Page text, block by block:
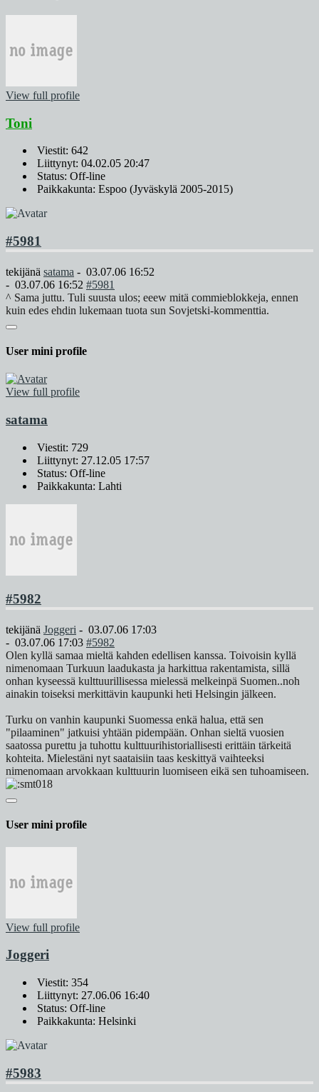
View full profile
Toni
Viestit: 642
Liittynyt: 04.02.05 20:47
Status: Off-line
Paikkakunta: Espoo (Jyväskylä 2005-2015)
#5981
tekijänä satama - 03.07.06 16:52
- 03.07.06 16:52 #5981
^ Sama juttu. Tuli suusta ulos; eeew mitä commieblokkeja, ennen
kuin edes ehdin lukemaan tuota sun Sovjetski-kommenttia.
User mini profile
View full profile
satama
Viestit: 729
Liittynyt: 27.12.05 17:57
Status: Off-line
Paikkakunta: Lahti
#5982
tekijänä Joggeri - 03.07.06 17:03
- 03.07.06 17:03 #5982
Olen kyllä samaa mieltä kahden edellisen kanssa. Toivoisin kyllä
nimenomaan Turkuun laadukasta ja harkittua rakentamista, sillä
onhan kyseessä kulttuurillisessa mielessä melkeinpä Suomen..noh
ainakin toiseksi merkittävin kaupunki heti Helsingin jälkeen.
Turku on vanhin kaupunki Suomessa enkä halua, että sen
"pilaaminen" jatkuisi yhtään pidempään. Onhan sieltä vuosien
saatossa purettu ja tuhottu kulttuurihistoriallisesti erittäin tärkeitä
kohteita. Mielestäni nyt saataisiin taas keskittyä vaihteeksi
nimenomaan arvokkaan kulttuurin luomiseen eikä sen tuhoamiseen.
User mini profile
View full profile
Joggeri
Viestit: 354
Liittynyt: 27.06.06 16:40
Status: Off-line
Paikkakunta: Helsinki
#5983